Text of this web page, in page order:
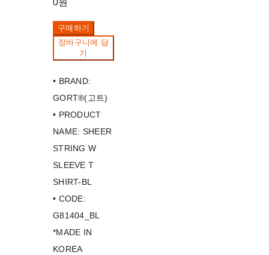
0원
구매하기
장바구니에 담
기
• BRAND:
GORT®(고트)
• PRODUCT
NAME: SHEER
STRING W
SLEEVE T
SHIRT-BL
• CODE:
G81404_BL
*MADE IN
KOREA